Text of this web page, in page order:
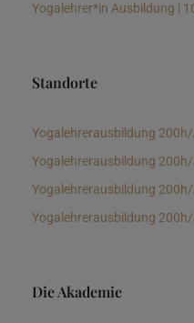
Yogalehrer*in Ausbildung |
Standorte
Yogalehrerausbildung 200h/
Yogalehrerausbildung 200h/
Yogalehrerausbildung
Yogalehrerausbildung 200h/
Die Akademie